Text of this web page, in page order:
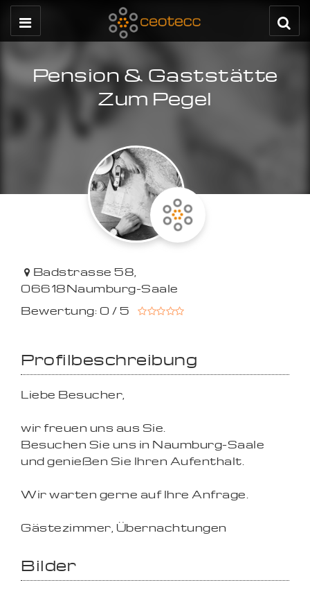
Pension & Gaststätte
Zum Pegel
Badstrasse 58,
06618Naumburg-Saale
Bewertung: 0 / 5
Profilbeschreibung
Liebe Besucher,
wir freuen uns aus Sie.
Besuchen Sie uns in Naumburg-Saale
und genießen Sie Ihren Aufenthalt.
Wir warten gerne auf Ihre Anfrage.
Gästezimmer, Übernachtungen
Bilder